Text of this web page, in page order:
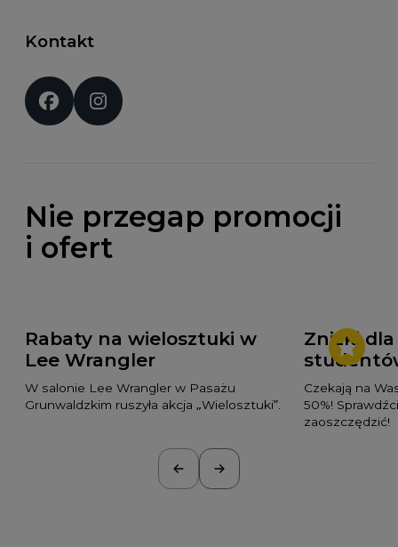
Kontakt
Social media:
Nie przegap promocji
i ofert
Rabaty na wielosztuki w
Lee Wrangler
W salonie Lee Wrangler w Pasażu
Grunwaldzkim ruszyła akcja „Wielosztuki”.
Zniżki
Czekają na
50%!
zaoszczędzić!